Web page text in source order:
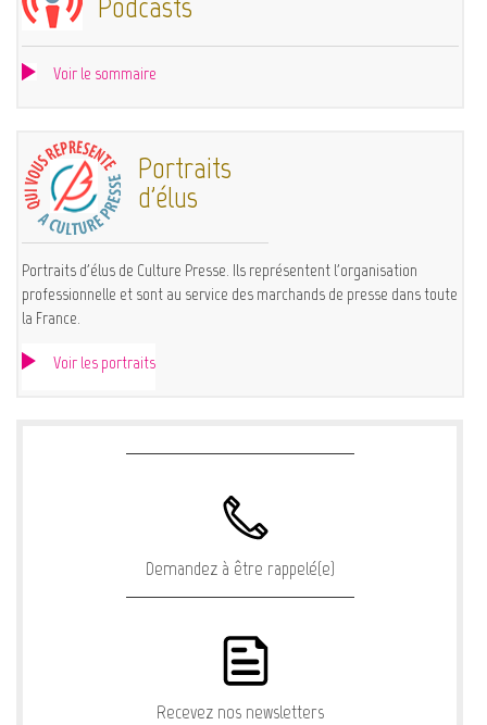
Voir le sommaire
Portraits
d'élus
Portraits d'élus de Culture Presse. Ils représentent l'organisation
professionnelle et sont au service des marchands de presse dans toute
la France.
Voir les portraits
Demandez à être rappelé(e)
Recevez nos newsletters